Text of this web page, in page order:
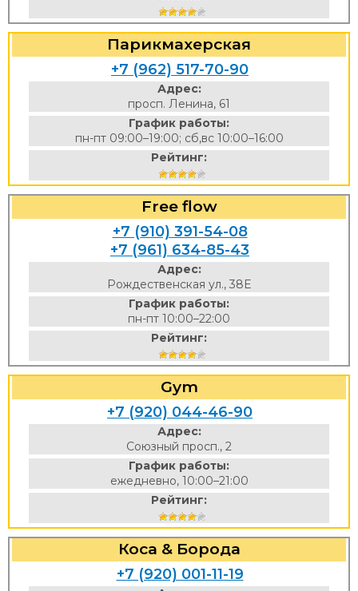
Парикмахерская
+7 (962) 517-70-90
Адрес:
просп. Ленина, 61
График работы:
пн-пт 09:00–19:00; сб,вс 10:00–16:00
Рейтинг:
Free flow
+7 (910) 391-54-08
+7 (961) 634-85-43
Адрес:
Рождественская ул., 38Е
График работы:
пн-пт 10:00–22:00
Рейтинг:
Gym
+7 (920) 044-46-90
Адрес:
Союзный просп., 2
График работы:
ежедневно, 10:00–21:00
Рейтинг:
Коса & Борода
+7 (920) 001-11-19